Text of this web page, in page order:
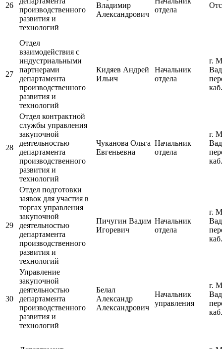
26
производственного
развития и
технологий
Владимир
Александрович
отдела
27
Отдел
взаимодействия с
индустриальными
партнерами
департамента
производственного
развития и
технологий
Кидяев Андрей
Ильич
Начальник
отдела
г.
28
Отдел контрактной
службы управления
закупочной
деятельностью
департамента
производственного
развития и
технологий
Чуканова Ольга
Евгеньевна
Начальник
отдела
г.
29
Отдел подготовки
заявок для участия в
торгах управления
закупочной
деятельностью
департамента
производственного
развития и
технологий
Пичугин Вадим
Игоревич
Начальник
отдела
г.
30
Управление
закупочной
деятельностью
департамента
производственного
развития и
технологий
Белал
Александр
Александрович
Начальник
управления
г.